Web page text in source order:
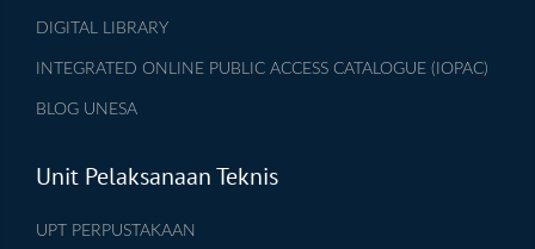
DIGITAL LIBRARY
INTEGRATED ONLINE PUBLIC ACCESS CATALOGUE (IOPAC)
BLOG UNESA
Unit Pelaksanaan Teknis
UPT PERPUSTAKAAN